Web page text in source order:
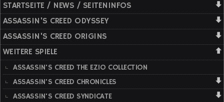
STARTSEITE / NEWS / SEITENINFOS
ASSASSIN'S CREED ODYSSEY
ASSASSIN'S CREED ORIGINS
WEITERE SPIELE
ASSASSIN'S CREED THE EZIO COLLECTION
ASSASSIN'S CREED CHRONICLES
ASSASSIN'S CREED SYNDICATE